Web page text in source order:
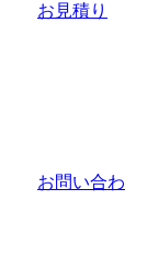
お見積り
お問い合わ